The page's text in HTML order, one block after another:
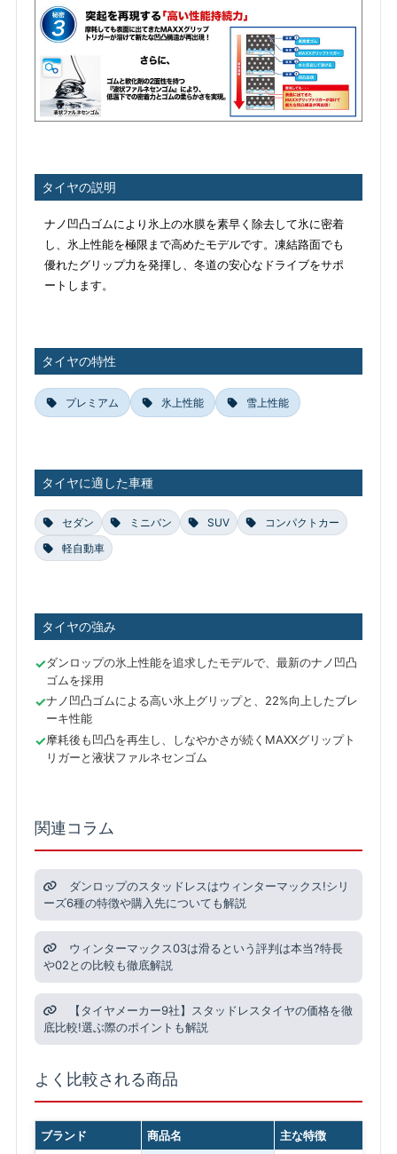
タイヤの説明
ナノ凹凸ゴムにより氷上の水膜を素早く除去して氷に密着
し、氷上性能を極限まで高めたモデルです。凍結路面でも
優れたグリップ力を発揮し、冬道の安心なドライブをサポ
ートします。
タイヤの特性
プレミアム 氷上性能 雪上性能
タイヤに適した車種
セダン ミニバン SUV
コンパクトカー
軽自動車
タイヤの強み
ダンロップの氷上性能を追求したモデルで、最新のナノ凹凸
ゴムを採用
ナノ凹凸ゴムによる高い氷上グリップと、22%向上したブレ
ーキ性能
摩耗後も凹凸を再生し、しなやかさが続くMAXXグリップト
リガーと液状ファルネセンゴム
関連コラム
ダンロップのスタッドレスはウィンターマックス!シリ
ーズ6種の特徴や購入先についても解説
ウィンターマックス03は滑るという評判は本当?特長
や02との比較も徹底解説
【タイヤメーカー9社】スタッドレスタイヤの価格を徹
底比較!選ぶ際のポイントも解説
よく比較される商品
ブランド 商品名 主な特徴